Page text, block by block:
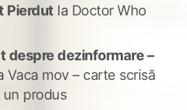
Pierdut la Doctor Who
despre dezinformare –
Vaca mov – carte scrisă
produs